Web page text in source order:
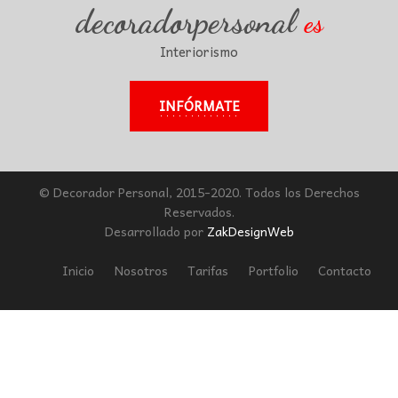
decoradorpersonales
Interiorismo
INFÓRMATE
© Decorador Personal, 2015-2020. Todos los Derechos
Reservados.
Desarrollado por ZakDesignWeb
Inicio Nosotros Tarifas Portfolio Contacto